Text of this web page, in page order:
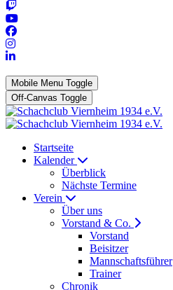
Mobile Menu Toggle
Off-Canvas Toggle
Startseite
Kalender
Überblick
Nächste Termine
Verein
Über uns
Vorstand & Co.
Vorstand
Beisitzer
Mannschaftsführer
Trainer
Chronik